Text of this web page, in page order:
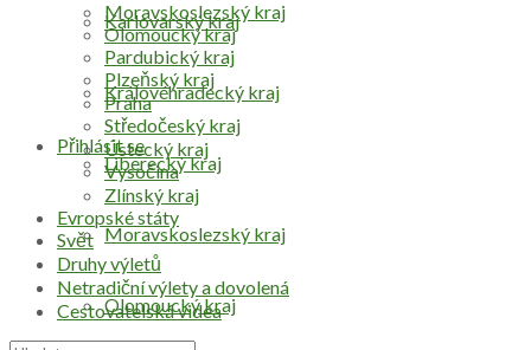
Přihlásit se
Karlovarský kraj
Královéhradecký kraj
Liberecký kraj
Moravskoslezský kraj
Olomoucký kraj
Moravskoslezský kraj
Olomoucký kraj
Pardubický kraj
Plzeňský kraj
Praha
Středočeský kraj
Ústecký kraj
Vysočina
Zlínský kraj
Evropské státy
Svět
Druhy výletů
Netradiční výlety a dovolená
Cestovatelská videa